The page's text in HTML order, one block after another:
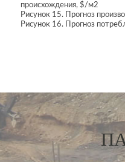
происхождения, $/м2
Рисунок 15. Прогноз
Рисунок 16. Прогноз